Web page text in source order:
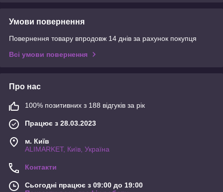
Умови повернення
Повернення товару впродовж 14 днів за рахунок покупця
Всі умови повернення
Про нас
100% позитивних з 188 відгуків за рік
Працює з 28.03.2023
м. Київ
ALIMARKET, Київ, Україна
Контакти
Сьогодні працює з 09:00 до 19:00